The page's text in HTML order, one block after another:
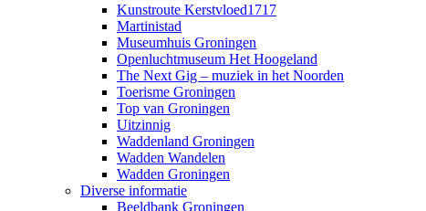
Kunstroute Kerstvloed1717
Martinistad
Museumhuis Groningen
Openluchtmuseum Het Hoogeland
The Next Gig – muziek in het Noorden
Toerisme Groningen
Top van Groningen
Uitzinnig
Waddenland Groningen
Wadden Wandelen
Wadden Groningen
Diverse informatie
Beeldbank Groningen